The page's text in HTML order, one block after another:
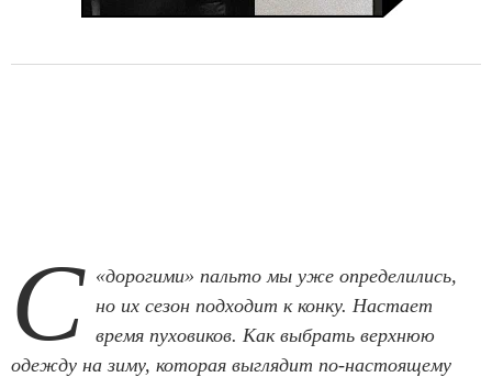
С «дорогими» пальто мы уже определились,
но их сезон подходит к конку. Настает
время пуховиков. Как выбрать верхнюю
одежду на зиму, которая выглядит по-настоящему